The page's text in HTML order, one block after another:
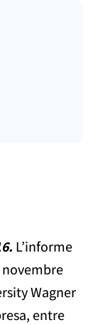
L’informe
Wagner
entre